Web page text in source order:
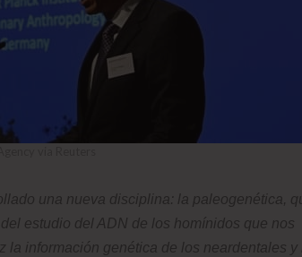
una nueva disciplina: la paleogenética,
estudio del ADN de los homínidos que nos
la información genética de los neardentales y